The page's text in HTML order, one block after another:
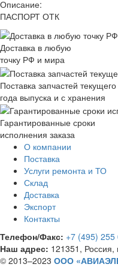
Описание:
ПАСПОРТ ОТК
Доставка в любую
точку РФ и мира
Поставка запчастей текущего
года выпуска и с хранения
Гарантированные сроки
исполнения заказа
О компании
Поставка
Услуги ремонта и ТО
Склад
Доставка
Экспорт
Контакты
Телефон/Факс: +7 (495) 255
Наш адрес: 121351,
© 2013–2023 ООО